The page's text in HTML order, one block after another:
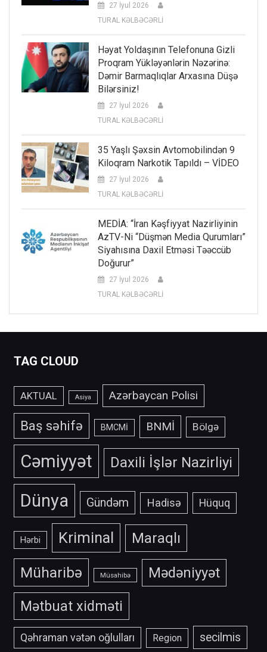
27 İyul 2026
TURAL KƏLBƏCƏRLİ
Həyat Yoldaşının Telefonuna Gizli
Proqram Yükləyənlərin Nəzərinə:
Dəmir Barmaqlıqlar Arxasına Düşə
Bilərsiniz!
27 İyul 2026
TURAL KƏLBƏCƏRLİ
35 Yaşlı Şəxsin Avtomobilindən 9
Kiloqram Narkotik Tapıldı – VİDEO
27 İyul 2026
TURAL KƏLBƏCƏRLİ
MEDİA: “İran Kəşfiyyat Nazirliyinin
AzTV-Ni “düşmən Media Qurumları”
Siyahısına Daxil Etməsi Təəccüb
Doğurur”
27 İyul 2026
TURAL KƏLBƏCƏRLİ
TAG CLOUD
AKTUAL Asiya Azərbaycan Polisi
Baş səhifə BMCMİ BNMİ Bölgə
Cəmiyyət Daxili İşlər Nazirliyi
Dünya Gündəm Hadisə Hüquq
Hərbi Kriminal Maraqlı
Müharibə Müsahibə
Mədəniyyət
Mətbuat xidməti
Qəhraman vətən oğlulları Region secilmis